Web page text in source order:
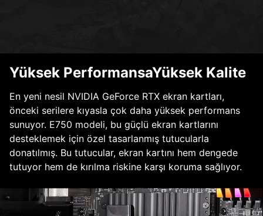
Yüksek PerformansaYüksek Kalite
En yeni nesil NVIDIA GeForce RTX ekran kartları,
önceki serilere kıyasla çok daha yüksek performans
sunuyor. E750 modeli, bu güçlü ekran kartlarını
desteklemek için özel tasarlanmış tutucularla
donatılmış. Bu tutucular, ekran kartını hem dengede
tutuyor hem de kırılma riskine karşı koruma sağlıyor.